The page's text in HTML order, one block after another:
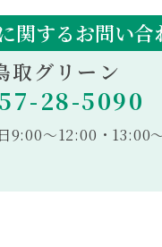
関するお問い合
取グリーン
28-5090
9:00〜12:00・13:00